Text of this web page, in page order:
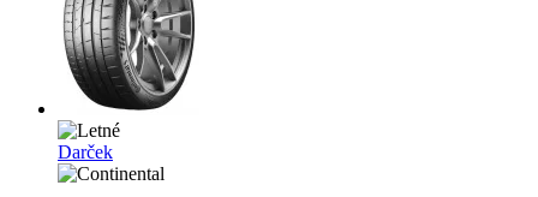
Darček